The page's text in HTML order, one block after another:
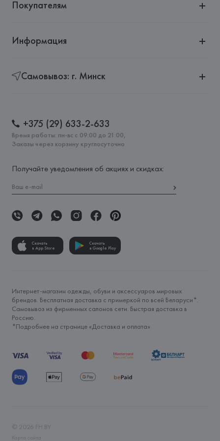
Покупателям
Информация
Самовывоз: г. Минск
+375 (29) 633-2-633
Время работы: пн-вс с 09:00 до 21:00,
Заказы через корзину круглосуточно
Получайте уведомления об акциях и скидках:
Скачать
в App Store
Скачать
в Google Play
Интернет-магазин одежды, обуви и аксессуаров мировых
брендов. Бесплатная доставка с примеркой по всей Беларуси*.
Самовывоз из фирменных салонов сети. Быстрая доставка в
Россию.
*Подробнее на странице «Доставка и оплата»
© 2026 FH.BY
Карта сайта